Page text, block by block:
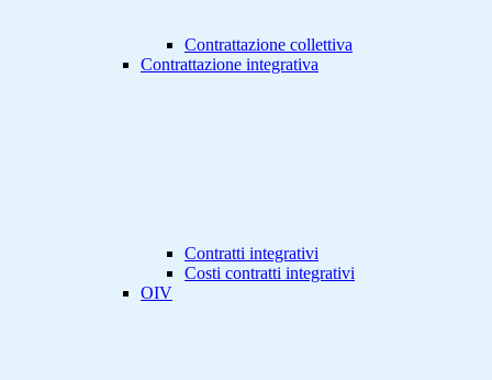
Contrattazione collettiva
Contrattazione integrativa
Contratti integrativi
Costi contratti integrativi
OIV